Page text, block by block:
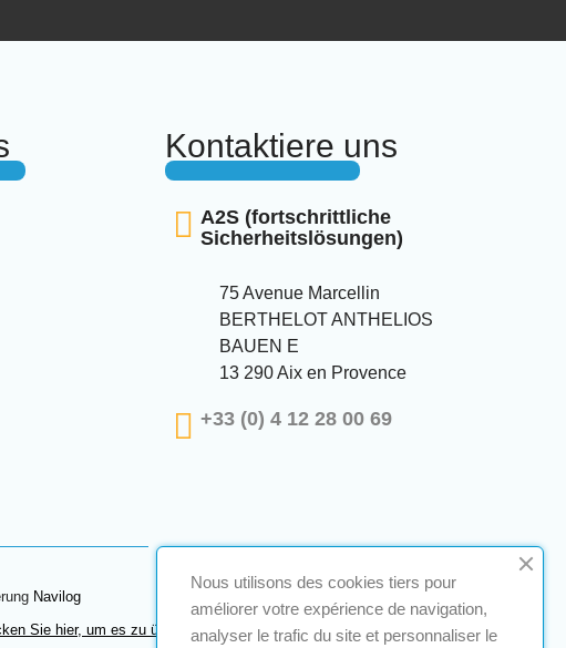
Kontaktiere uns
A2S (fortschrittliche
Sicherheitslösungen)
75 Avenue Marcellin
BERTHELOT ANTHELIOS
BAUEN E
13 290 Aix en Provence
+33 (0) 4 12 28 00 69
Navilog
Sie hier, um es zu überprüfen.
Nous utilisons des cookies tiers pour
améliorer votre expérience de navigation,
analyser le trafic du site et personnaliser le